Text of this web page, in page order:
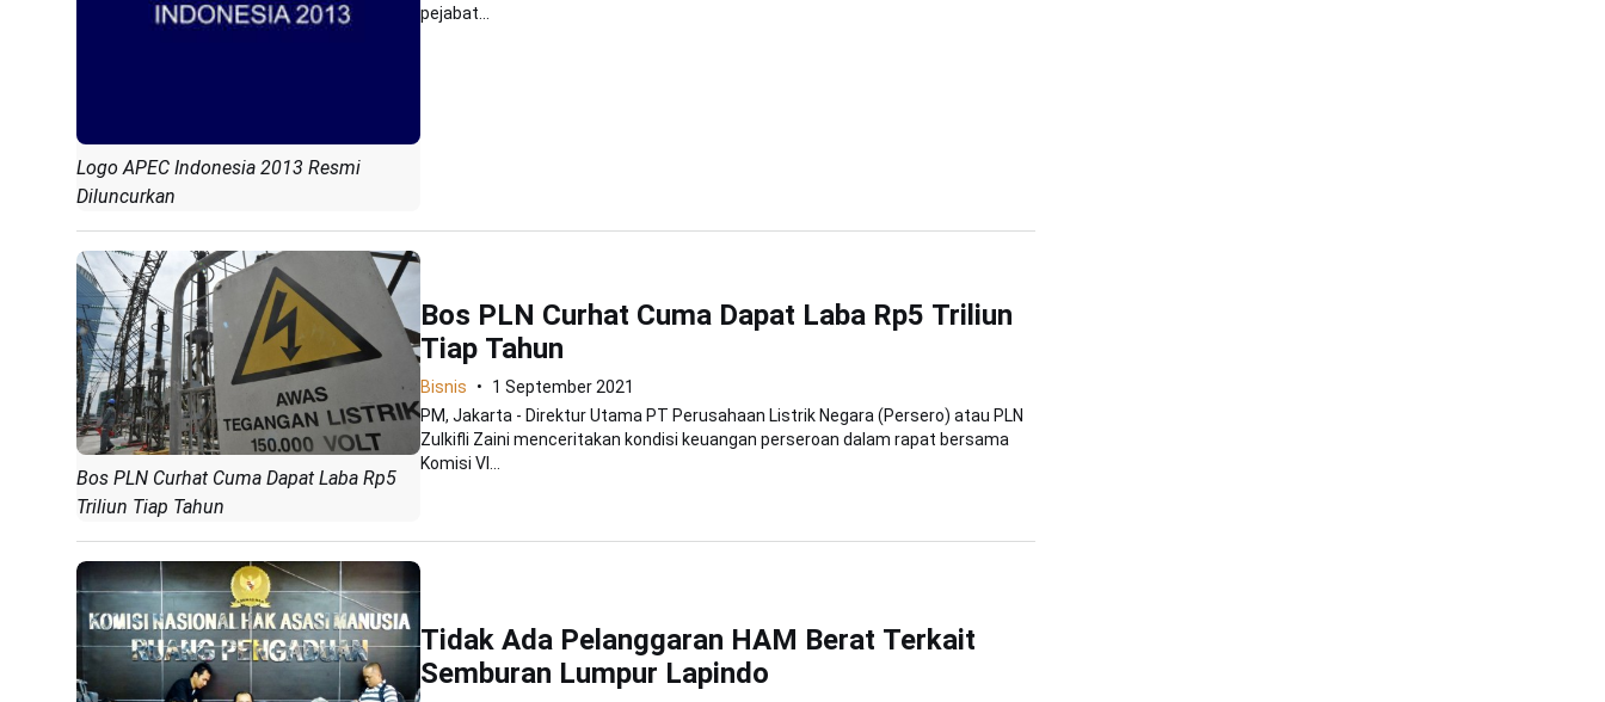
Logo APEC Indonesia 2013 Resmi
Diluncurkan
pejabat...
Bos PLN Curhat Cuma Dapat Laba Rp5
Triliun Tiap Tahun
Bos PLN Curhat Cuma Dapat Laba Rp5 Triliun
Tiap Tahun
Bisnis
1 September 2021
PM, Jakarta - Direktur Utama PT Perusahaan Listrik Negara (Persero) atau PLN
Zulkifli Zaini menceritakan kondisi keuangan perseroan dalam rapat bersama
Komisi VI...
Tidak Ada Pelanggaran HAM Berat Terkait
Semburan Lumpur Lapindo